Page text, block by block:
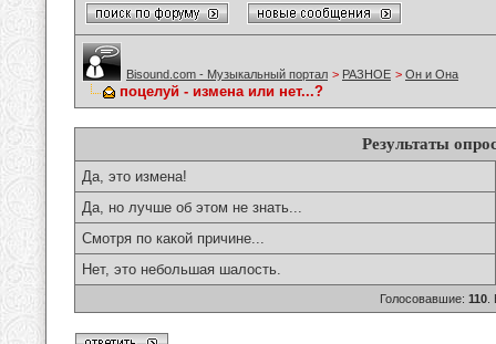
Bisound.com - Музыкальный портал > РАЗНОЕ > Он и Она
поцелуй - измена или нет...?
Результаты
Да, это измена!
Да, но лучше об этом не знать...
Смотря по какой причине...
Нет, это небольшая шалость.
Голосовавшие: 110